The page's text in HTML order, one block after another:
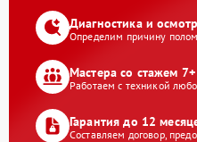
Диагностика и
Определим причину
Мастера со стажем 7+
Работаем с техникой
Гарантия до 12
Составляем договор,